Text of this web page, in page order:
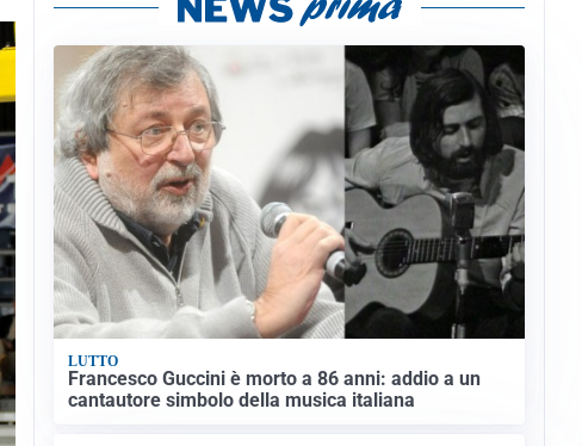
LUTTO
Francesco Guccini è morto a 86 anni: addio a un
cantautore simbolo della musica italiana